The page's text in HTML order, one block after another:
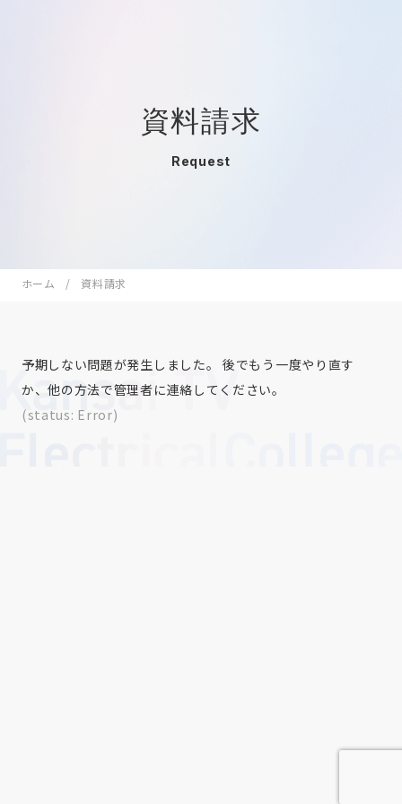
資料請求
Request
ホーム 資料請求
予期しない問題が発生しました。 後でもう一度やり直す
か、他の方法で管理者に連絡してください。
(status: Error)